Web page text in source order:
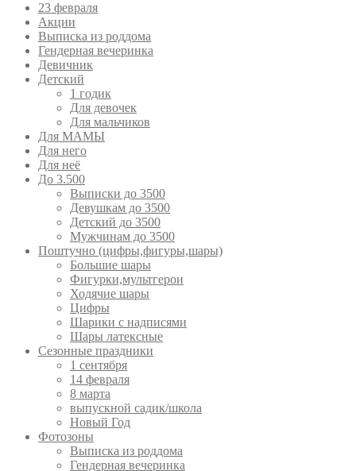
23 февраля
Акции
Выписка из роддома
Гендерная вечеринка
Девичник
Детский
1 годик
Для девочек
Для мальчиков
Для МАМЫ
Для него
Для неё
До 3.500
Выписки до 3500
Девушкам до 3500
Детский до 3500
Мужчинам до 3500
Поштучно (цифры,фигуры,шары)
Большие шары
Фигурки,мультгерои
Ходячие шары
Цифры
Шарики с надписями
Шары латексные
Сезонные праздники
1 сентября
14 февраля
8 марта
выпускной садик/школа
Новый Год
Фотозоны
Выписка из роддома
Гендерная вечеринка